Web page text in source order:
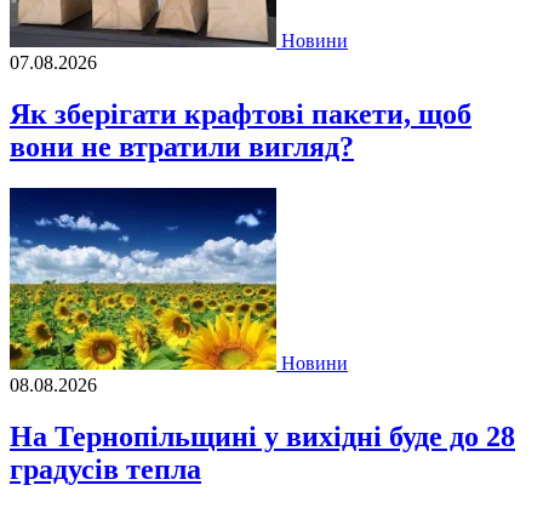
Новини
07.08.2026
Як зберігати крафтові пакети, щоб
вони не втратили вигляд?
Новини
08.08.2026
На Тернопільщині у вихідні буде до 28
градусів тепла